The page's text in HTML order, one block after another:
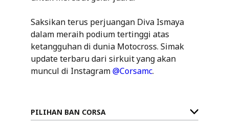
Saksikan terus perjuangan Diva Ismaya
dalam meraih podium tertinggi atas
ketangguhan di dunia Motocross. Simak
update terbaru dari sirkuit yang akan
muncul di Instagram@Corsamc.
PILIHAN BAN CORSA